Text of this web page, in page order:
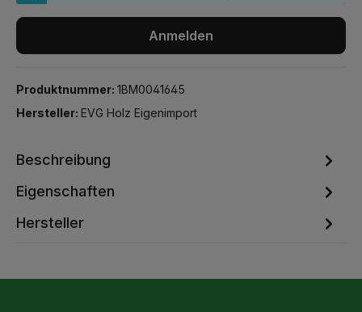
Anmelden
Produktnummer: 1BM0041645
Hersteller: EVG Holz Eigenimport
Beschreibung
Eigenschaften
Hersteller